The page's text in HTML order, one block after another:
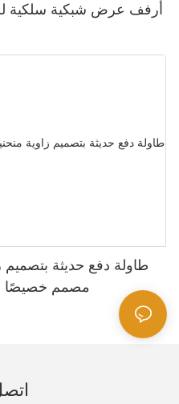
أرفف عرض شبكية سلكية
طاولة دفع حديثة
مصمم خصيصًا